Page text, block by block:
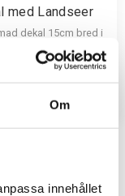
Om
innehållet
med Landseer
dekal 15cm bred i
för montering på
bilruta m.m.